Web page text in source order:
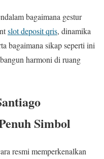
bagaimana gestur
slot deposit qris, dinamika
bagaimana sikap seperti ini
harmoni di ruang
Simbol
resmi memperkenalkan